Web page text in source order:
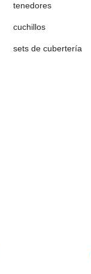
tenedores
cuchillos
sets de cubertería